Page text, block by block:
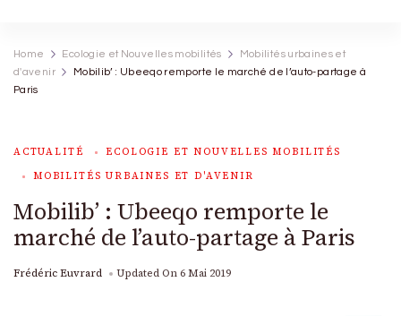
Home Ecologie et Nouvelles mobilités
Mobilités urbaines et
d'avenir
Mobilib’ : Ubeeqo remporte le marché de l’auto-partage à
Paris
ACTUALITÉ
ECOLOGIE ET NOUVELLES MOBILITÉS
MOBILITÉS URBAINES ET D'AVENIR
Mobilib’ : Ubeeqo remporte le
marché de l’auto-partage à Paris
Frédéric Euvrard Updated On6 Mai 2019